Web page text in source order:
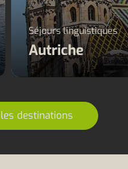
Séjours linguistiques
Autriche
destinations